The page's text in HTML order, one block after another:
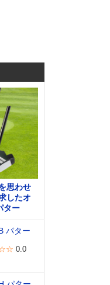
思わせ
したオ
ター
パター
0.0